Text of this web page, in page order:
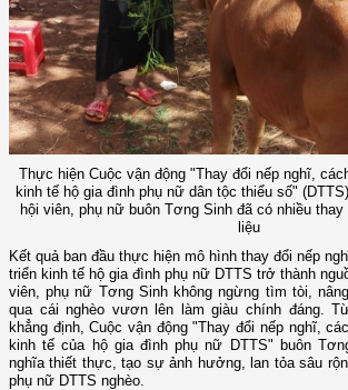
Thực hiện Cuộc vận động "Thay đổi nếp nghĩ,
kinh tế hộ gia đình phụ nữ dân tộc thiểu số"
hội viên, phụ nữ buôn Tơng Sinh đã có nhiều
liệu
Kết quả ban đầu thực hiện mô hình thay đổi nếp
triển kinh tế hộ gia đình phụ nữ DTTS trở thành
viên, phụ nữ Tơng Sinh không ngừng tìm tòi,
qua cái nghèo vươn lên làm giàu chính đáng.
khẳng định, Cuộc vận động "Thay đổi nếp nghĩ,
kinh tế của hộ gia đình phụ nữ DTTS" buôn
nghĩa thiết thực, tạo sự ảnh hưởng, lan tỏa sâu
phụ nữ DTTS nghèo.